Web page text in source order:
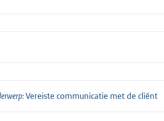
Vereiste communicatie met de cliënt